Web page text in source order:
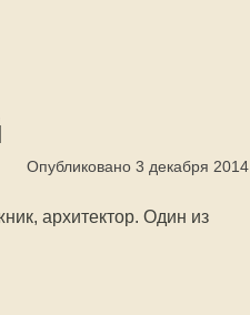
Опубликовано 3 декабря 2014
архитектор. Один из